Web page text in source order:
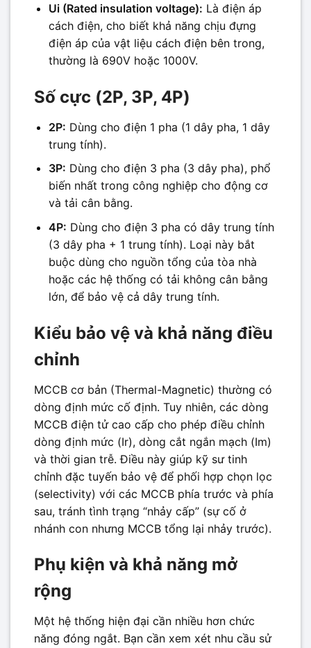
Ui (Rated insulation voltage): Là điện áp
cách điện, cho biết khả năng chịu đựng
điện áp của vật liệu cách điện bên trong,
thường là 690V hoặc 1000V.
Số cực (2P, 3P, 4P)
2P: Dùng cho điện 1 pha (1 dây pha, 1 dây
trung tính).
3P: Dùng cho điện 3 pha (3 dây pha), phổ
biến nhất trong công nghiệp cho động cơ
và tải cân bằng.
4P: Dùng cho điện 3 pha có dây trung tính
(3 dây pha + 1 trung tính). Loại này bắt
buộc dùng cho nguồn tổng của tòa nhà
hoặc các hệ thống có tải không cân bằng
lớn, để bảo vệ cả dây trung tính.
Kiểu bảo vệ và khả năng điều
chỉnh
MCCB cơ bản (Thermal-Magnetic) thường có
dòng định mức cố định. Tuy nhiên, các dòng
MCCB điện tử cao cấp cho phép điều chỉnh
dòng định mức (Ir), dòng cắt ngắn mạch (Im)
và thời gian trễ. Điều này giúp kỹ sư tinh
chỉnh đặc tuyến bảo vệ để phối hợp chọn lọc
(selectivity) với các MCCB phía trước và phía
sau, tránh tình trạng “nhảy cấp” (sự cố ở
nhánh con nhưng MCCB tổng lại nhảy trước).
Phụ kiện và khả năng mở
rộng
Một hệ thống hiện đại cần nhiều hơn chức
năng đóng ngắt. Bạn cần xem xét nhu cầu sử